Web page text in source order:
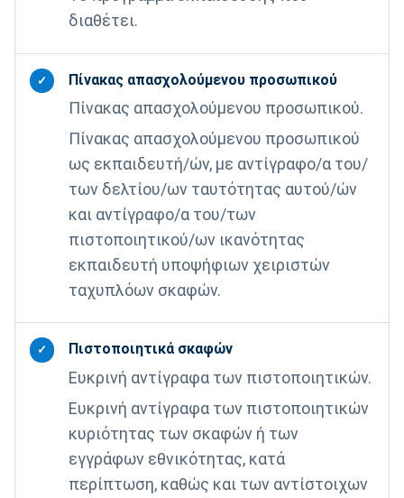
διαθέτει.
✓ Πίνακας απασχολούμενου προσωπικού
Πίνακας απασχολούμενου προσωπικού.
Πίνακας απασχολούμενου προσωπικού
ως εκπαιδευτή/ών, με αντίγραφο/α του/
των δελτίου/ων ταυτότητας αυτού/ών
και αντίγραφο/α του/των
πιστοποιητικού/ων ικανότητας
εκπαιδευτή υποψήφιων χειριστών
ταχυπλόων σκαφών.
✓ Πιστοποιητικά σκαφών
Ευκρινή αντίγραφα των πιστοποιητικών.
Ευκρινή αντίγραφα των πιστοποιητικών
κυριότητας των σκαφών ή των
εγγράφων εθνικότητας, κατά
περίπτωση, καθώς και των αντίστοιχων